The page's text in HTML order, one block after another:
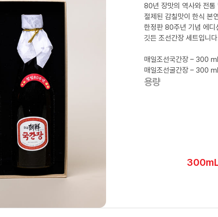
80년 장맛의 역사와 전통
절제된 감칠맛이 한식 본
한정판 80주년 기념 에디
깃든 조선간장 세트입니
매일조선국간장 – 300
매일조선굴간장 – 300
용량